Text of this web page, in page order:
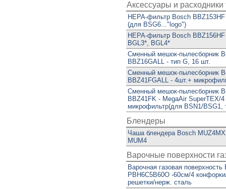
Аксессуары и
HEPA-фильтр Bosch
(для BSG6..."logo")
HEPA-фильтр Bosch
BGL3*, BGL4*
Сменный мешок-пылесборник
BBZ16GALL - тип G, 16 шт.
Сменный мешок-пылесборник
BBZ41FGALL - 4шт.+
Сменный мешок-пылесборник
BBZ41FK - MegaAir SuperTEX/
микрофильтр(для BSN1/BSG1,
Блендеры
Чаша блендера Bosch
MUM4
Варочные поверхности
Варочная газовая поверхность
PBH6C5B60O -60см/4
решетки/нерж. сталь